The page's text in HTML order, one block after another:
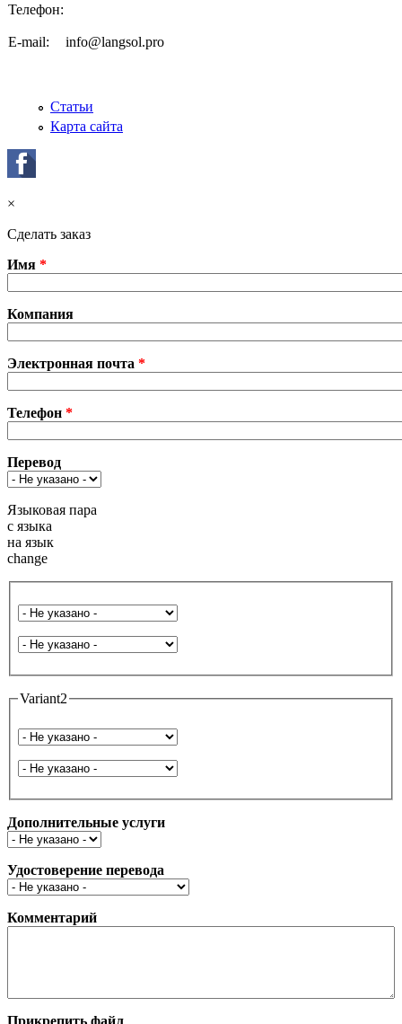
Телефон:
E-mail: info@langsol.pro
Статьи
Карта сайта
×
Сделать заказ
Имя *
Компания
Электронная почта *
Телефон *
Перевод
Языковая пара
с языка
на язык
change
Язык с
На язык
Variant2
Язык с
На язык
Дополнительные услуги
Удостоверение перевода
Комментарий
Прикрепить файл